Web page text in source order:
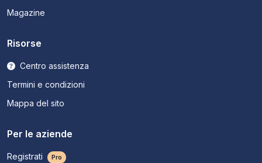
Magazine
Risorse
Centro assistenza
Termini e condizioni
Mappa del sito
Per le aziende
Registrati Pro